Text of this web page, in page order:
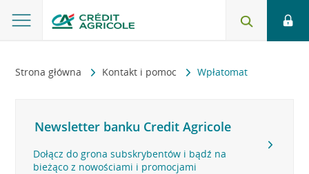
Strona główna Kontakt i pomoc Wpłatomat
Newsletter banku Credit Agricole
Dołącz do grona subskrybentów i bądź na
bieżąco z nowościami i promocjami